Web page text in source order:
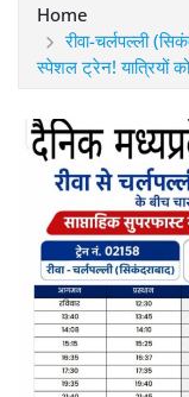
Home
रीवा-चर्लपल्ली
स्पेशल ट्रेन! यात्रियों